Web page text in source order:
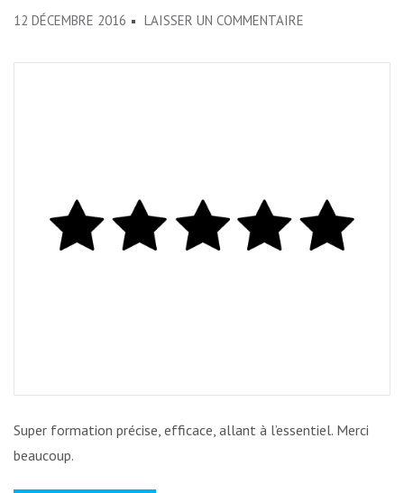
12 DÉCEMBRE 2016 LAISSER UN COMMENTAIRE
Super formation précise, efficace, allant à l’essentiel. Merci
beaucoup.